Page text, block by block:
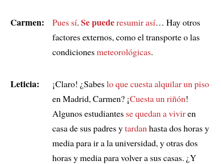
Carmen: Pues sí. Se puederesumir así… Hay otros
factores externos, como el transporte o las
condicionesmeteorológicas.
Leticia: ¡Claro! ¿Sabeslo que cuesta alquilar un piso
en Madrid, Carmen? ¡Cuesta un riñón!
Algunos estudiantes se quedan a viviren
casa de sus padres ytardan hasta dos horas y
media para ir a la universidad, y otras dos
horas y media para volver a sus casas. ¿Y